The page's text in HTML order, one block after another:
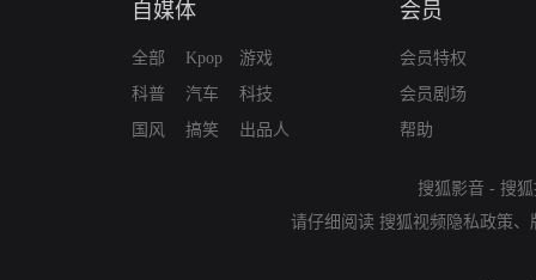
自媒体
全部
科普
国风
Kpop
汽车
搞笑
游戏
科技
出品人
会员
会员特权
会员剧场
帮助
搜狐影音 - 搜
请仔细阅读 搜狐视频隐私政策、